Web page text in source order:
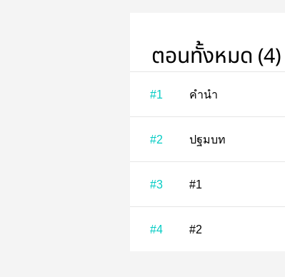
ตอนทั้งหมด (4)
#1 คำนำ
#2 ปฐมบท
#3 #1
#4 #2